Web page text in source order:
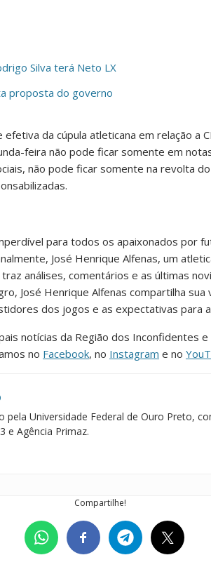
Silva terá Neto LX
proposta do governo
da cúpula atleticana em relação a
feira não pode ficar somente em
não pode ficar somente na revolta
para todos os apaixonados por
José Henrique Alfenas, um
traz análises, comentários e as últimas
José Henrique Alfenas compartilha sua
dos jogos e as expectativas para
notícias da Região dos Inconfidentes e
no Facebook, no Instagram e no
pela Universidade Federal de Ouro Preto,
e Agência Primaz.
Compartilhe!